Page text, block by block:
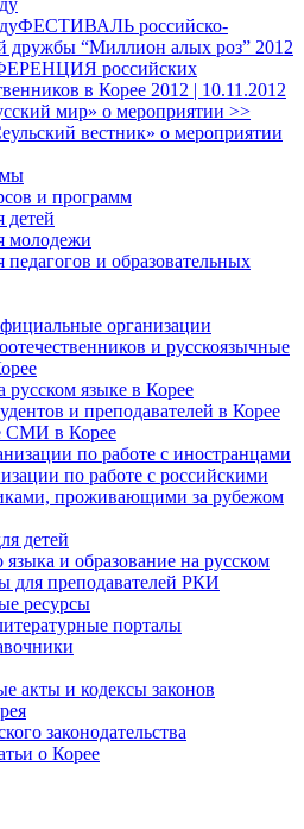
ФЕСТИВАЛЬ российско-
дружбы “Миллион алых роз” 2012
российских
в Корее 2012 | 10.11.2012
мир» о мероприятии >>
вестник» о мероприятии
и программ
детей
молодежи
и образовательных
организации
и русскоязычные
русском языке в Корее
и преподавателей в Корее
СМИ в Корее
по работе с иностранцами
по работе с российскими
проживающими за рубежом
детей
языка и образование на русском
для преподавателей РКИ
ресурсы
порталы
акты и кодексы законов
законодательства
о Корее